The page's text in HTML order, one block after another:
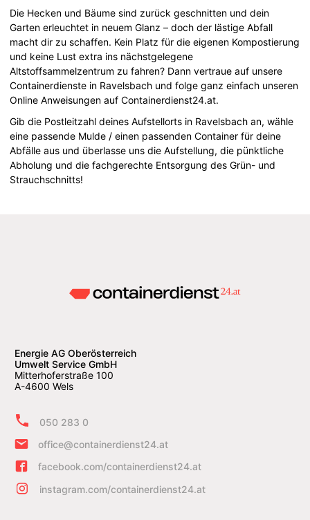
Die Hecken und Bäume sind zurück geschnitten und dein
Garten erleuchtet in neuem Glanz – doch der lästige Abfall
macht dir zu schaffen. Kein Platz für die eigenen Kompostierung
und keine Lust extra ins nächstgelegene
Altstoffsammelzentrum zu fahren? Dann vertraue auf unsere
Containerdienste in Ravelsbach und folge ganz einfach unseren
Online Anweisungen auf Containerdienst24.at.
Gib die Postleitzahl deines Aufstellorts in Ravelsbach an, wähle
eine passende Mulde / einen passenden Container für deine
Abfälle aus und überlasse uns die Aufstellung, die pünktliche
Abholung und die fachgerechte Entsorgung des Grün- und
Strauchschnitts!
Energie AG Oberösterreich
Umwelt Service GmbH
Mitterhoferstraße 100
A-4600 Wels
050 283 0
office@containerdienst24.at
facebook.com/containerdienst24.at
instagram.com/containerdienst24.at